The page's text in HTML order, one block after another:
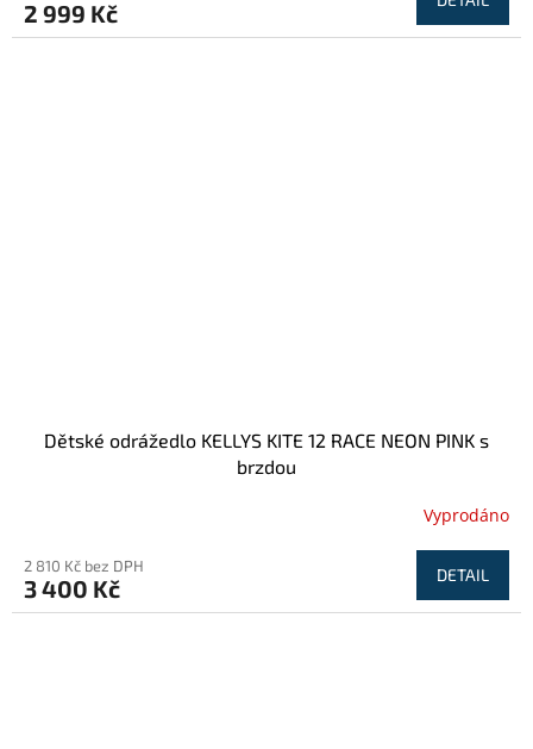
2 999 Kč
Dětské odrážedlo KELLYS KITE 12 RACE NEON PINK s
brzdou
Vyprodáno
2 810 Kč bez DPH
3 400 Kč DETAIL